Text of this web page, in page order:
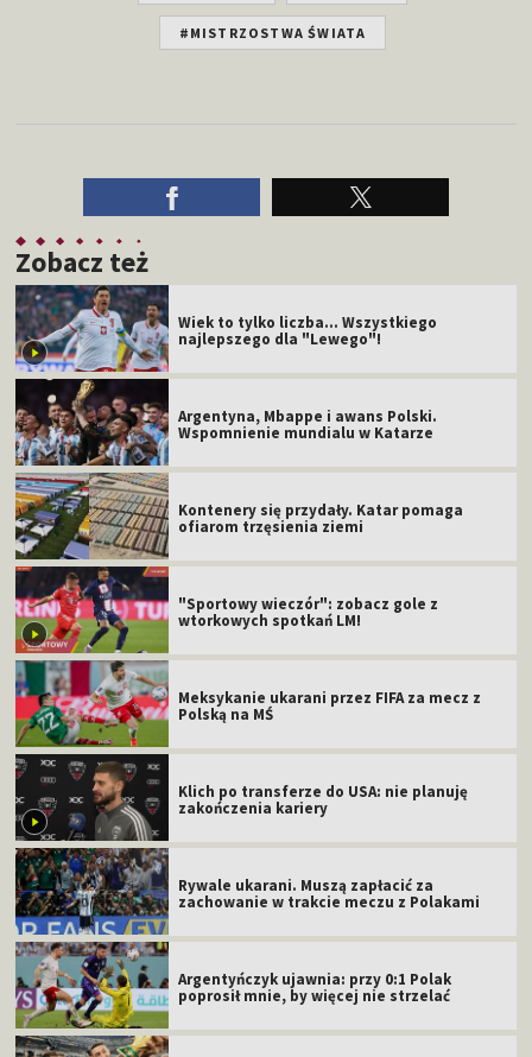
#MISTRZOSTWA ŚWIATA
Zobacz też
Wiek to tylko liczba... Wszystkiego
najlepszego dla "Lewego"!
Argentyna, Mbappe i awans Polski.
Wspomnienie mundialu w Katarze
Kontenery się przydały. Katar pomaga
ofiarom trzęsienia ziemi
"Sportowy wieczór": zobacz gole z
wtorkowych spotkań LM!
Meksykanie ukarani przez FIFA za mecz z
Polską na MŚ
Klich po transferze do USA: nie planuję
zakończenia kariery
Rywale ukarani. Muszą zapłacić za
zachowanie w trakcie meczu z Polakami
Argentyńczyk ujawnia: przy 0:1 Polak
poprosił mnie, by więcej nie strzelać